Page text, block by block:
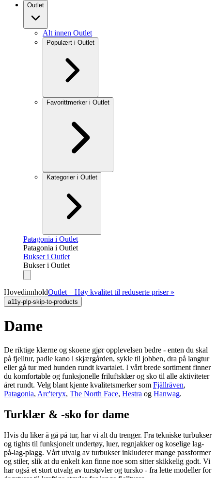
Outlet
Alt innen Outlet
Populært i Outlet
Favorittmerker i Outlet
Kategorier i Outlet
Patagonia i Outlet
Patagonia i Outlet
Bukser i Outlet
Bukser i Outlet
HovedinnholdOutlet – Høy kvalitet til reduserte priser »
a11y-plp-skip-to-products
Dame
De riktige klærne og skoene gjør opplevelsen bedre - enten du skal
på fjelltur, padle kano i skjærgården, sykle til jobben, dra på langtur
eller gå tur med hunden rundt kvartalet. I vårt brede sortiment finner
du komfortable og funksjonelle friluftsklær og sko til alle aktiviteter
året rundt. Velg blant kjente kvalitetsmerker som Fjällräven,
Patagonia, Arc'teryx, The North Face, Hestra og Hanwag.
Turklær & -sko for dame
Hvis du liker å gå på tur, har vi alt du trenger. Fra tekniske turbukser
og tights til funksjonelt undertøy, luer, regnjakker og koselige lag-
på-lag-plagg. Vårt utvalg av turbukser inkluderer mange passformer
og stiler, slik at du enkelt kan finne noe som sitter skikkelig godt. Vi
har også et stort utvalg av turstøvler og tursko - fra lette modeller for